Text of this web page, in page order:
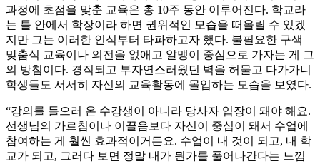
과정에 초점을 맞춘 교육은 총 10주 동안 이루어진다. 학교라
는 틀 안에서 학장이라 하면 권위적인 모습을 떠올릴 수 있겠
지만 그는 이러한 인식부터 타파하고자 했다. 불필요한 구색
맞춤식 교육이나 의전을 없애고 알맹이 중심으로 가자는 게 그
의 방침이다. 경직되고 부자연스러웠던 벽을 허물고 다가가니
학생들도 서서히 자신의 교육활동에 몰입하는 모습을 보였다.
“강의를 들으러 온 수강생이 아니라 당사자 입장이 돼야 해요.
선생님의 가르침이나 이끌음보다 자신이 중심이 돼서 수업에
참여하는 게 훨씬 효과적이거든요. 수업이 내 것이 되고, 내 학
교가 되고, 그러다 보면 정말 내가 뭔가를 풀어나간다는 느낌